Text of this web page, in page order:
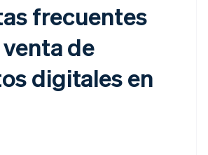
frecuentes
de
digitales en